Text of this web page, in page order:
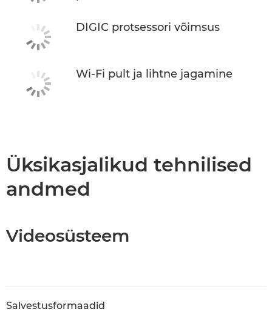
DIGIC protsessori võimsus
Wi-Fi pult ja lihtne jagamine
Üksikasjalikud tehnilised
andmed
Videosüsteem
Salvestusformaadid